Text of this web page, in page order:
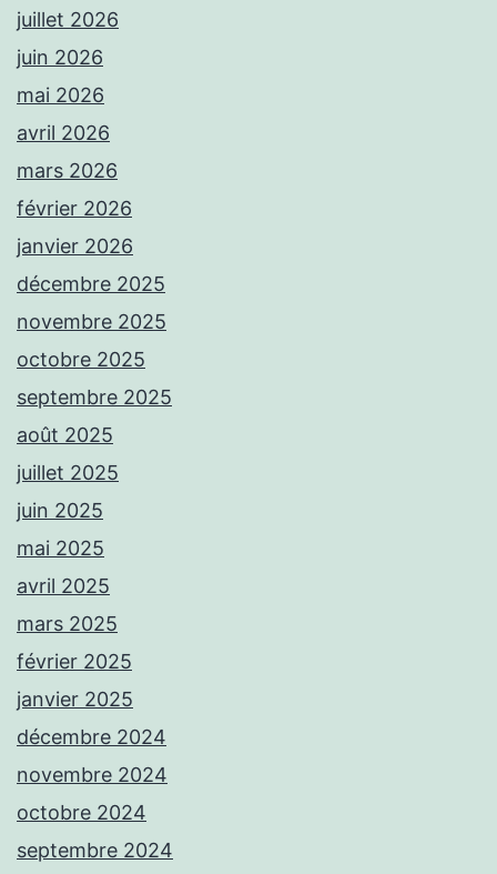
juillet 2026
juin 2026
mai 2026
avril 2026
mars 2026
février 2026
janvier 2026
décembre 2025
novembre 2025
octobre 2025
septembre 2025
août 2025
juillet 2025
juin 2025
mai 2025
avril 2025
mars 2025
février 2025
janvier 2025
décembre 2024
novembre 2024
octobre 2024
septembre 2024